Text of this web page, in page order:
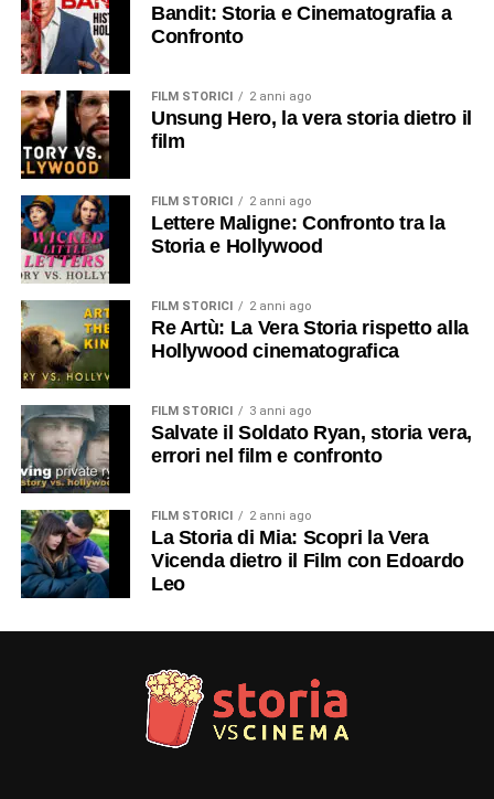
Bandit: Storia e Cinematografia a
Confronto
FILM STORICI 2 anni ago
Unsung Hero, la vera storia dietro il
film
FILM STORICI 2 anni ago
Lettere Maligne: Confronto tra la
Storia e Hollywood
FILM STORICI 2 anni ago
Re Artù: La Vera Storia rispetto alla
Hollywood cinematografica
FILM STORICI 3 anni ago
Salvate il Soldato Ryan, storia vera,
errori nel film e confronto
FILM STORICI 2 anni ago
La Storia di Mia: Scopri la Vera
Vicenda dietro il Film con Edoardo
Leo